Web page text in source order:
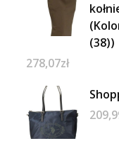
(38))
278,07zł